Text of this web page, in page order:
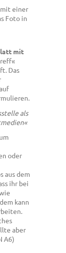
einer
Foto in
mit
Das
als
oder
aus dem
ihr bei
kann
aber
A6)